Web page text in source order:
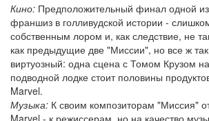
Кино: Предположительный финал одной
франшиз в голливудской истории -
собственным лором и, как следствие, не
как предыдущие две "Миссии", но все ж
виртуозный: одна сцена с Томом Крузом
подводной лодке стоит половины
Marvel.
Музыка: К своим композиторам "Миссия"
Marvel - к режиссерам, но на качество